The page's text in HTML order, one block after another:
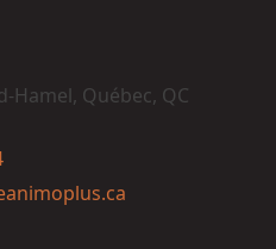
Hamel, Québec, QC